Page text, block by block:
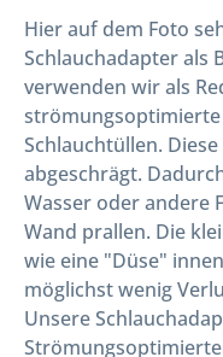
Hier auf dem Foto
Schlauchadapter als
verwenden wir als
strömungsoptimierte
Schlauchtüllen.
abgeschrägt.
Wasser oder andere
Wand prallen. Die
wie eine "Düse"
möglichst wenig
Unsere